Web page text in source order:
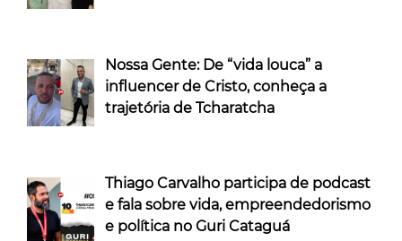
Nossa Gente: De “vida louca” a
influencer de Cristo, conheça a
trajetória de Tcharatcha
Thiago Carvalho participa de podcast
e fala sobre vida, empreendedorismo
e política no Guri Cataguá